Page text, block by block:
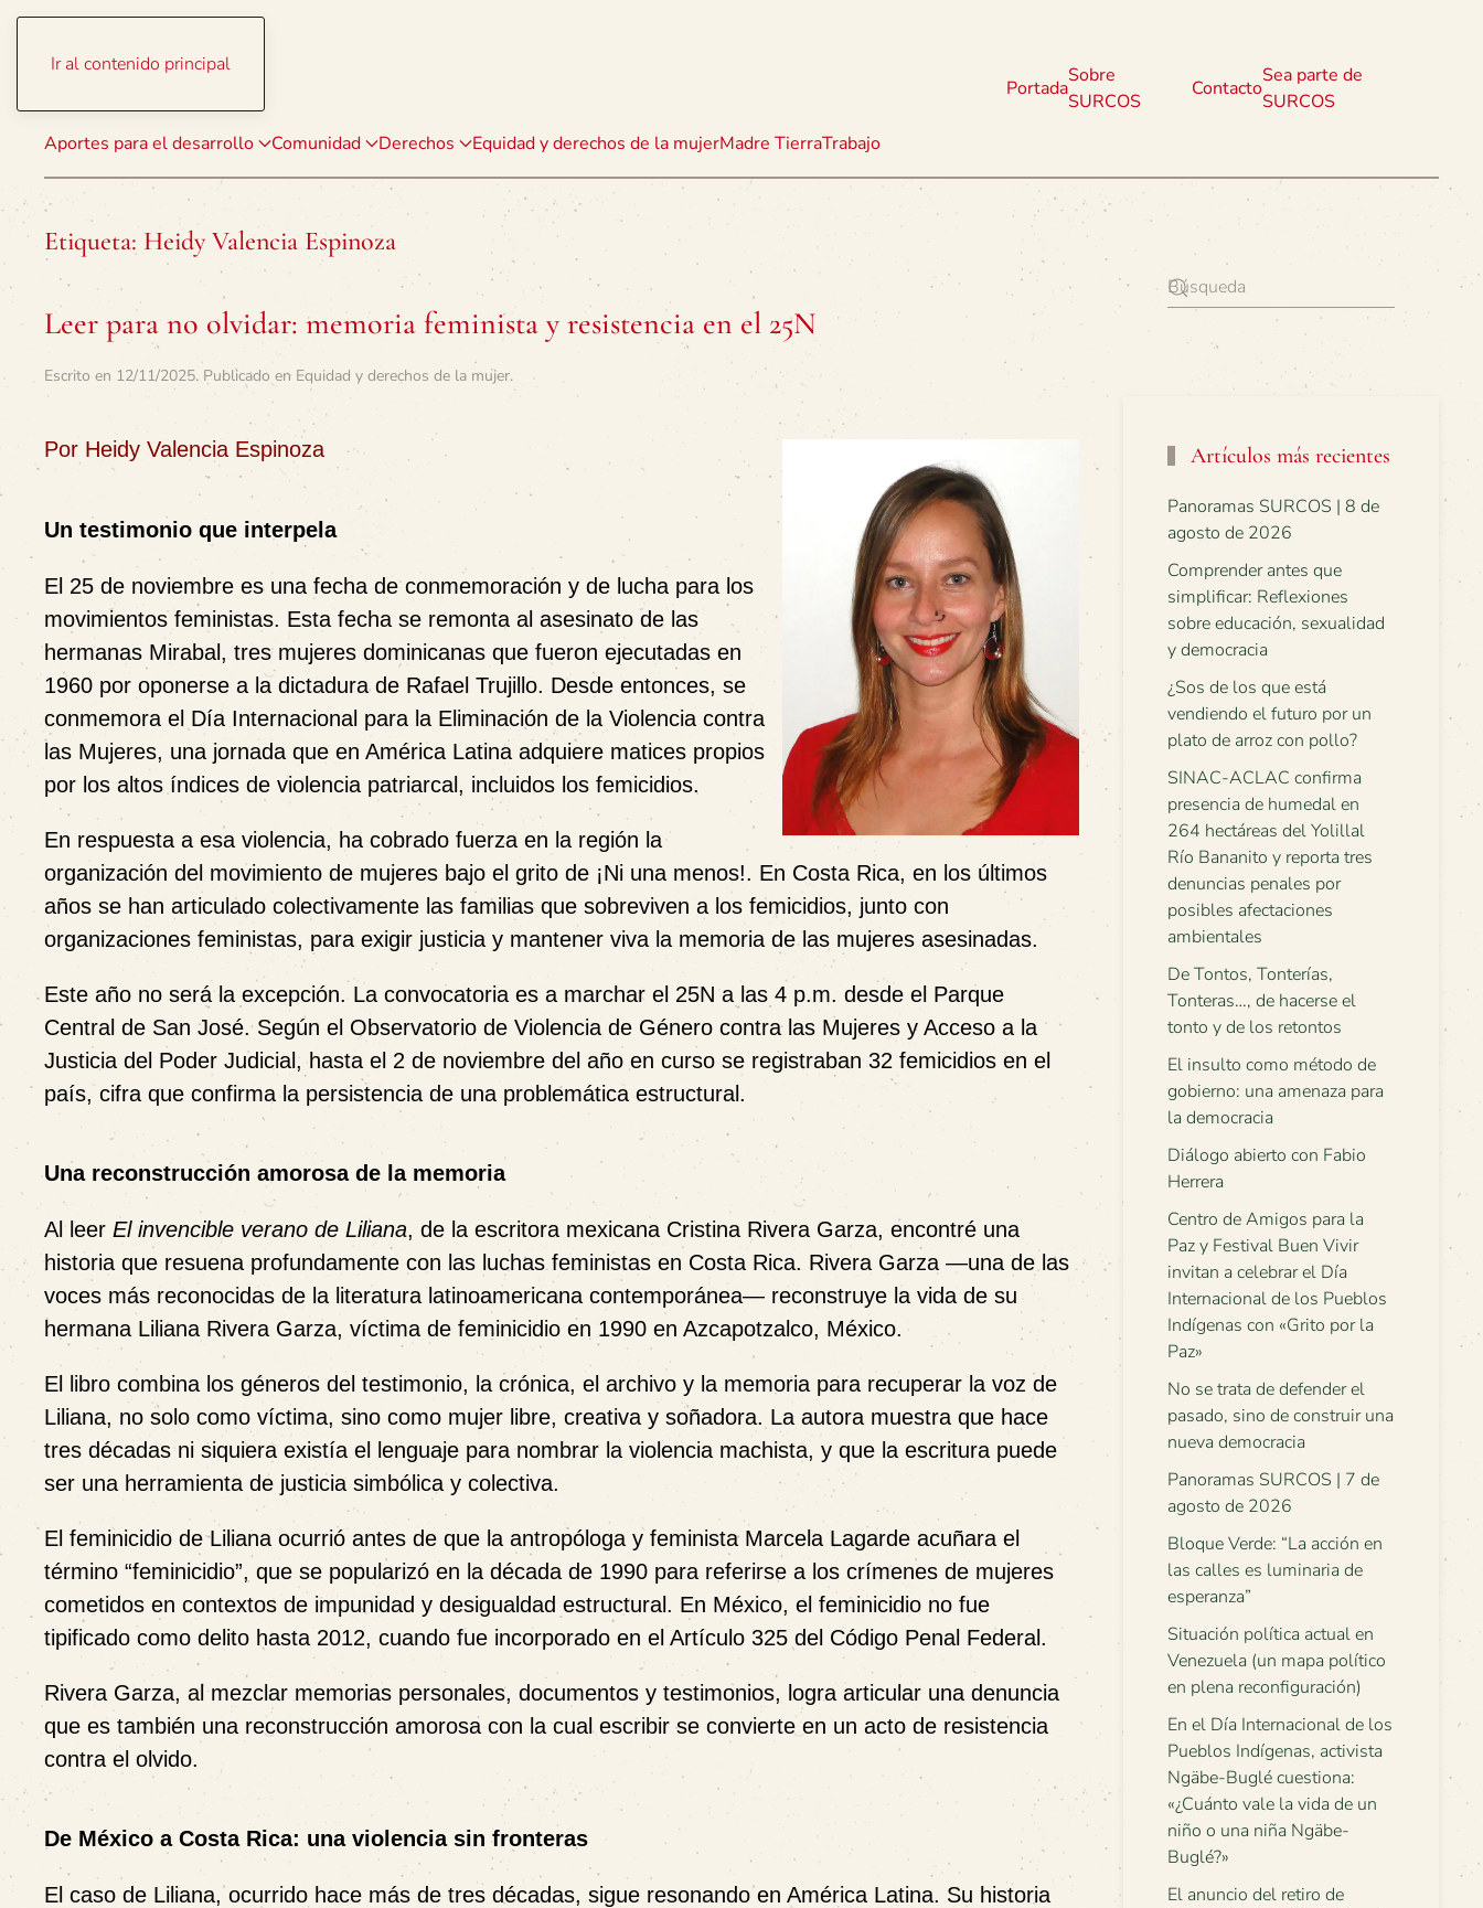
Ir al contenido principal
Aportes para el desarrollo Comunidad Derechos Equidad y derechos de la mujerMadre TierraTrabajo
Portada
Sobre
SURCOS
Contacto
Sea parte de
SURCOS
Etiqueta: Heidy Valencia Espinoza
Leer para no olvidar: memoria feminista y resistencia en el 25N
Escrito en 12/11/2025. Publicado en Equidad y derechos de la mujer.
Por Heidy Valencia Espinoza
Un testimonio que interpela
El 25 de noviembre es una fecha de conmemoración y de lucha para los
movimientos feministas. Esta fecha se remonta al asesinato de las
hermanas Mirabal, tres mujeres dominicanas que fueron ejecutadas en
1960 por oponerse a la dictadura de Rafael Trujillo. Desde entonces, se
conmemora el Día Internacional para la Eliminación de la Violencia contra
las Mujeres, una jornada que en América Latina adquiere matices propios
por los altos índices de violencia patriarcal, incluidos los femicidios.
En respuesta a esa violencia, ha cobrado fuerza en la región la
organización del movimiento de mujeres bajo el grito de ¡Ni una menos!. En Costa Rica, en los últimos
años se han articulado colectivamente las familias que sobreviven a los femicidios, junto con
organizaciones feministas, para exigir justicia y mantener viva la memoria de las mujeres asesinadas.
Este año no será la excepción. La convocatoria es a marchar el 25N a las 4 p.m. desde el Parque
Central de San José. Según el Observatorio de Violencia de Género contra las Mujeres y Acceso a la
Justicia del Poder Judicial, hasta el 2 de noviembre del año en curso se registraban 32 femicidios en el
país, cifra que confirma la persistencia de una problemática estructural.
Una reconstrucción amorosa de la memoria
Al leer El invencible verano de Liliana, de la escritora mexicana Cristina Rivera Garza, encontré una
historia que resuena profundamente con las luchas feministas en Costa Rica. Rivera Garza —una de las
voces más reconocidas de la literatura latinoamericana contemporánea— reconstruye la vida de su
hermana Liliana Rivera Garza, víctima de feminicidio en 1990 en Azcapotzalco, México.
El libro combina los géneros del testimonio, la crónica, el archivo y la memoria para recuperar la voz de
Liliana, no solo como víctima, sino como mujer libre, creativa y soñadora. La autora muestra que hace
tres décadas ni siquiera existía el lenguaje para nombrar la violencia machista, y que la escritura puede
ser una herramienta de justicia simbólica y colectiva.
El feminicidio de Liliana ocurrió antes de que la antropóloga y feminista Marcela Lagarde acuñara el
término “feminicidio”, que se popularizó en la década de 1990 para referirse a los crímenes de mujeres
cometidos en contextos de impunidad y desigualdad estructural. En México, el feminicidio no fue
tipificado como delito hasta 2012, cuando fue incorporado en el Artículo 325 del Código Penal Federal.
Rivera Garza, al mezclar memorias personales, documentos y testimonios, logra articular una denuncia
que es también una reconstrucción amorosa con la cual escribir se convierte en un acto de resistencia
contra el olvido.
De México a Costa Rica: una violencia sin fronteras
El caso de Liliana, ocurrido hace más de tres décadas, sigue resonando en América Latina. Su historia
Artículos más recientes
Panoramas SURCOS | 8 de
agosto de 2026
Comprender antes que
simplificar: Reflexiones
sobre educación, sexualidad
y democracia
¿Sos de los que está
vendiendo el futuro por un
plato de arroz con pollo?
SINAC-ACLAC confirma
presencia de humedal en
264 hectáreas del Yolillal
Río Bananito y reporta tres
denuncias penales por
posibles afectaciones
ambientales
De Tontos, Tonterías,
Tonteras…, de hacerse el
tonto y de los retontos
El insulto como método de
gobierno: una amenaza para
la democracia
Diálogo abierto con Fabio
Herrera
Centro de Amigos para la
Paz y Festival Buen Vivir
invitan a celebrar el Día
Internacional de los Pueblos
Indígenas con «Grito por la
Paz»
No se trata de defender el
pasado, sino de construir una
nueva democracia
Panoramas SURCOS | 7 de
agosto de 2026
Bloque Verde: “La acción en
las calles es luminaria de
esperanza”
Situación política actual en
Venezuela (un mapa político
en plena reconfiguración)
En el Día Internacional de los
Pueblos Indígenas, activista
Ngäbe-Buglé cuestiona:
«¿Cuánto vale la vida de un
niño o una niña Ngäbe-
Buglé?»
El anuncio del retiro de